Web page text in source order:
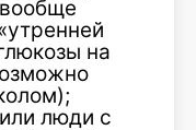
на
люди с